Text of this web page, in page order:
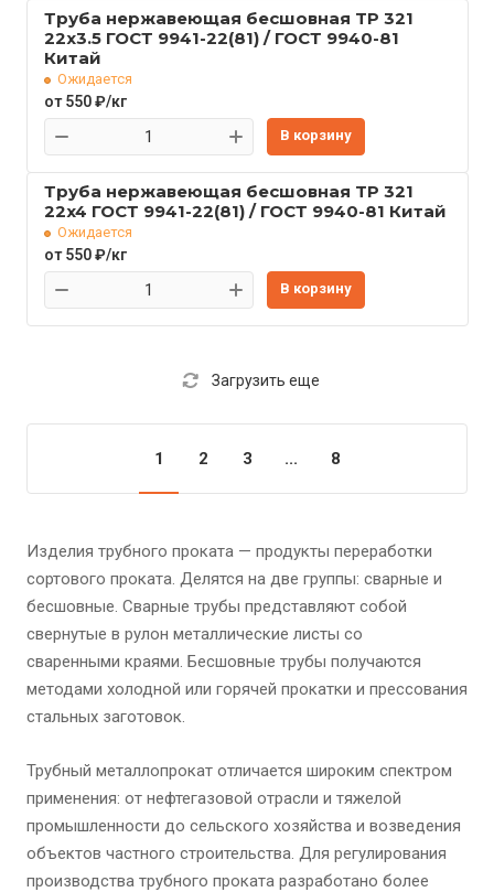
Труба нержавеющая бесшовная TP 321
22x3.5 ГОСТ 9941-22(81) / ГОСТ 9940-81
Китай
Ожидается
от 550 ₽/кг
В корзину
Труба нержавеющая бесшовная TP 321
22x4 ГОСТ 9941-22(81) / ГОСТ 9940-81 Китай
Ожидается
от 550 ₽/кг
В корзину
Загрузить еще
1 2 3 ... 8
Изделия трубного проката — продукты переработки
сортового проката. Делятся на две группы: сварные и
бесшовные. Сварные трубы представляют собой
свернутые в рулон металлические листы со
сваренными краями. Бесшовные трубы получаются
методами холодной или горячей прокатки и прессования
стальных заготовок.
Трубный металлопрокат отличается широким спектром
применения: от нефтегазовой отрасли и тяжелой
промышленности до сельского хозяйства и возведения
объектов частного строительства. Для регулирования
производства трубного проката разработано более